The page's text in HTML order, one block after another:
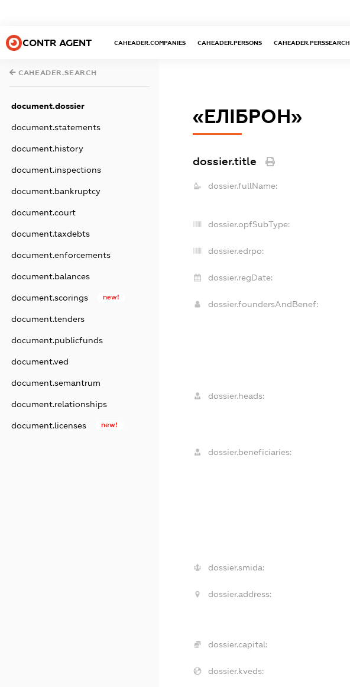
CONTR AGENT CAHEADER.COMPANIES CAHEADER.PERSONS CAHEADER.PERSSEARCH
CAHEADER.SEARCH
document.dossier
document.statements
document.history
document.inspections
document.bankruptcy
document.court
document.taxdebts
document.enforcements
document.balances
document.scorings new!
document.tenders
document.publicfunds
document.ved
document.semantrum
document.relationships
document.licenses new!
«ЕЛІБРОН»
dossier.title
dossier.fullName:
dossier.opfSubType:
dossier.edrpo:
dossier.regDate:
dossier.foundersAndBenef:
dossier.heads:
dossier.beneficiaries:
dossier.smida:
dossier.address:
dossier.capital:
dossier.kveds: